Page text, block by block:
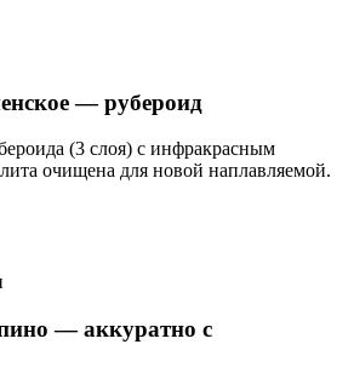
— рубероид
(3 слоя) с инфракрасным
очищена для новой наплавляемой.
— аккуратно с